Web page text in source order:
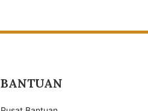
BANTUAN